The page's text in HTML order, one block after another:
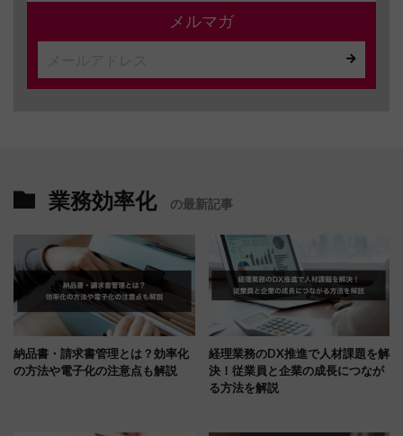
メルマガ
業務効率化 の最新記事
納品書・請求書管理とは？効率化
の方法や電子化の注意点も解説
経理業務のDX推進で人材課題を解
決！従業員と企業の成長につなが
る方法を解説